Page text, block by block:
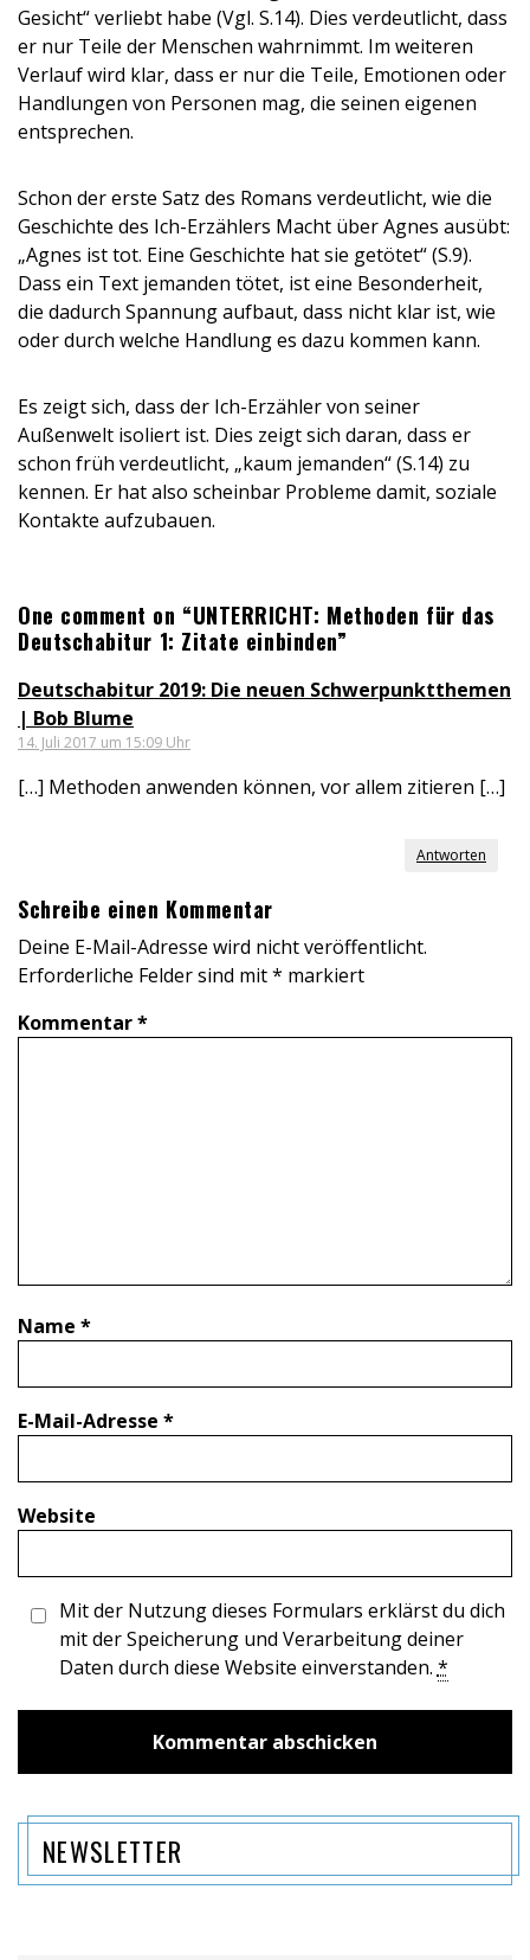
Gesicht“ verliebt habe (Vgl. S.14). Dies verdeutlicht, dass
er nur Teile der Menschen wahrnimmt. Im weiteren
Verlauf wird klar, dass er nur die Teile, Emotionen oder
Handlungen von Personen mag, die seinen eigenen
entsprechen.
Schon der erste Satz des Romans verdeutlicht, wie die
Geschichte des Ich-Erzählers Macht über Agnes ausübt:
„Agnes ist tot. Eine Geschichte hat sie getötet“ (S.9).
Dass ein Text jemanden tötet, ist eine Besonderheit,
die dadurch Spannung aufbaut, dass nicht klar ist, wie
oder durch welche Handlung es dazu kommen kann.
Es zeigt sich, dass der Ich-Erzähler von seiner
Außenwelt isoliert ist. Dies zeigt sich daran, dass er
schon früh verdeutlicht, „kaum jemanden“ (S.14) zu
kennen. Er hat also scheinbar Probleme damit, soziale
Kontakte aufzubauen.
One comment on “UNTERRICHT: Methoden für das
Deutschabitur 1: Zitate einbinden”
Deutschabitur 2019: Die neuen Schwerpunktthemen
| Bob Blume
14. Juli 2017 um 15:09 Uhr
[…] Methoden anwenden können, vor allem zitieren […]
Antworten
Schreibe einen Kommentar
Deine E-Mail-Adresse wird nicht veröffentlicht.
Erforderliche Felder sind mit* markiert
Kommentar*
Name *
E-Mail-Adresse *
Website
Mit der Nutzung dieses Formulars erklärst du dich
mit der Speicherung und Verarbeitung deiner
Daten durch diese Website einverstanden. *
NEWSLETTER